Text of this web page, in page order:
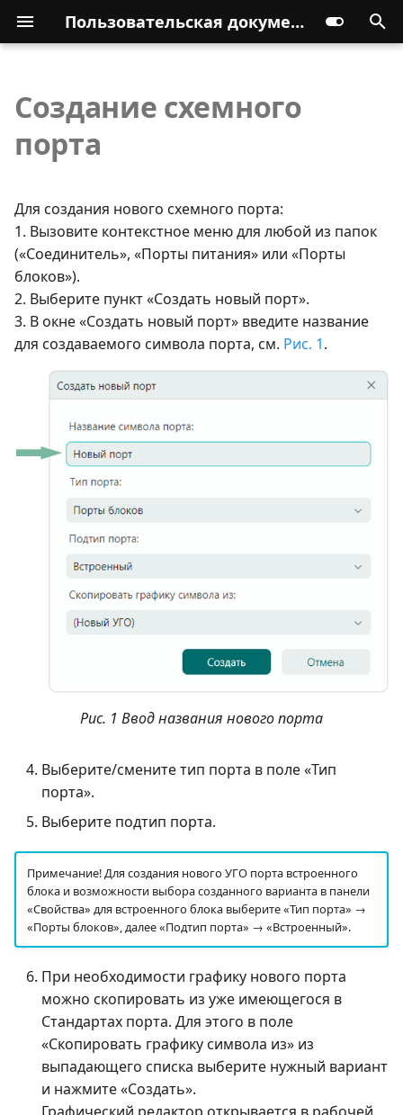
Пользовательская документация
Создание схемного
порта
Для создания нового схемного порта:
1. Вызовите контекстное меню для любой из папок
(«Соединитель», «Порты питания» или «Порты
блоков»).
2. Выберите пункт «Создать новый порт».
3. В окне «Создать новый порт» введите название
для создаваемого символа порта, см. Рис. 1.
Рис. 1 Ввод названия нового порта
Выберите/смените тип порта в поле «Тип
порта».
Выберите подтип порта.
Примечание! Для создания нового УГО порта встроенного
блока и возможности выбора созданного варианта в панели
«Свойства» для встроенного блока выберите «Тип порта» →
«Порты блоков», далее «Подтип порта» → «Встроенный».
При необходимости графику нового порта
можно скопировать из уже имеющегося в
Стандартах порта. Для этого в поле
«Скопировать графику символа из» из
выпадающего списка выберите нужный вариант
и нажмите «Создать».